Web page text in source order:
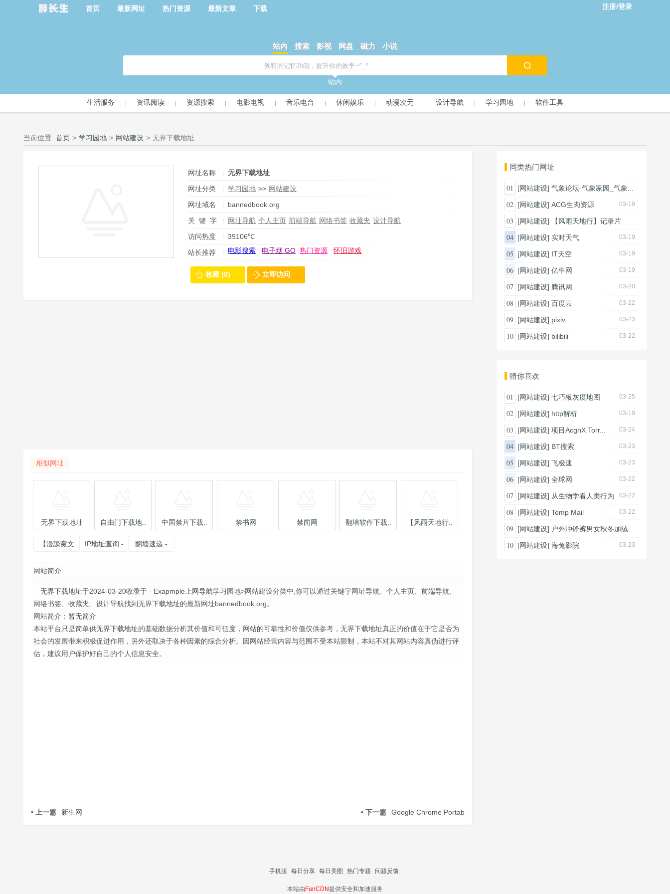
首页 最新网址 热门资源 最新文章 下载 注册/登录
站内 搜索 影视 网盘 磁力 小说
站内
生活服务 资讯阅读 资源搜索 电影电视 音乐电台 休闲娱乐 动漫次元 设计导航 学习园地 软件工具
当前位置: 首页 > 学习园地 > 网站建设 > 无界下载地址
网址名称
无界下载地址
网址分类
学习园地 >> 网站建设
网址域名
bannedbook.org
关 键 字
网址导航 个人主页 前端导航 网络书签 收藏夹 设计导航
访问热度
39106℃
站长推荐
电影搜索 电子烟 GO 热门资源 怀旧游戏
收藏 (0) 立即访问
相似网址
无界下载地址 自由门下载地.. 中国禁片下载.. 禁书网 禁闻网 翻墙软件下载.. 【风雨天地行..
【漫談黨文
IP地址查询 -
翻墙速递 -
网站简介
无界下载地址于2024-03-20收录于 - Exapmple上网导航学习园地>网站建设分类中,你可以通过关键字网址导航、个人主页、前端导航、
网络书签、收藏夹、设计导航找到无界下载地址的最新网址bannedbook.org。
网站简介：暂无简介
本站平台只是简单供无界下载地址的基础数据分析其价值和可信度，网站的可靠性和价值仅供参考，无界下载地址真正的价值在于它是否为
社会的发展带来积极促进作用，另外还取决于各种因素的综合分析。因网站经营内容与范围不受本站限制，本站不对其网站内容真伪进行评
估，建议用户保护好自己的个人信息安全。
• 上一篇 新生网 • 下一篇 Google Chrome Portab
同类热门网址
01 [网站建设] 气象论坛-气象家园_气象...
03-18
02 [网站建设] ACG生肉资源 03-19
03 [网站建设] 【风雨天地行】记录片
03-20
04 [网站建设] 实时天气 03-19
05 [网站建设] IT天空 03-19
06 [网站建设] 亿牛网 03-19
07 [网站建设] 腾讯网 03-20
08 [网站建设] 百度云 03-22
09 [网站建设] pixiv 03-23
10 [网站建设] bilibili 03-22
猜你喜欢
01 [网站建设] 七巧板灰度地图 03-25
02 [网站建设] http解析 03-19
03 [网站建设] 项目AcgnX Torr... 03-24
04 [网站建设] BT搜索 03-23
05 [网站建设] 飞极速 03-23
06 [网站建设] 全球网 03-22
07 [网站建设] 从生物学看人类行为 03-22
08 [网站建设] Temp Mail 03-22
09 [网站建设] 户外冲锋裤男女秋冬加绒
加...
10 [网站建设] 海兔影院 03-23
手机版 每日分享 每日美图 热门专题 问题反馈
本站由FunCDN提供安全和加速服务